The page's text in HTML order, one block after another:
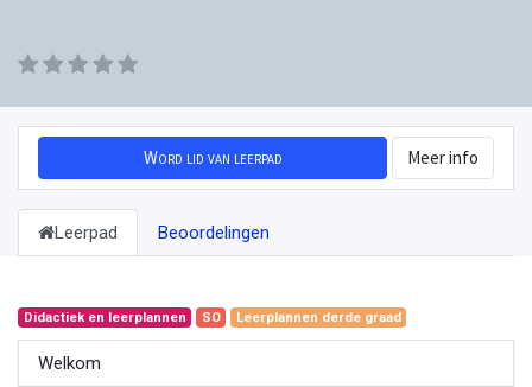
Word lid van leerpad Meer info
Leerpad Beoordelingen
Didactiek en leerplannen SO Leerplannen derde graad
Welkom